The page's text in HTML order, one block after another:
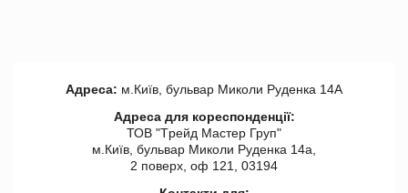
Адреса: м.Київ, бульвар Миколи Руденка 14А
Адреса для кореспонденції:
ТОВ "Tрейд Мастер Груп"
м.Київ, бульвар Миколи Руденка 14а,
2 поверх, оф 121, 03194